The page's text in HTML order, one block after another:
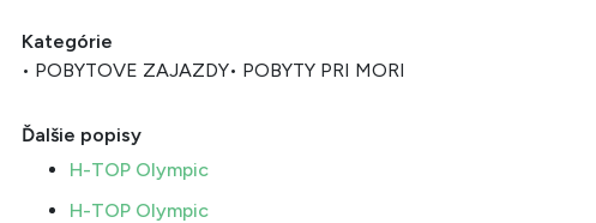
Kategórie
• POBYTOVE ZAJAZDY• POBYTY PRI MORI
Ďalšie popisy
H-TOP Olympic
H-TOP Olympic